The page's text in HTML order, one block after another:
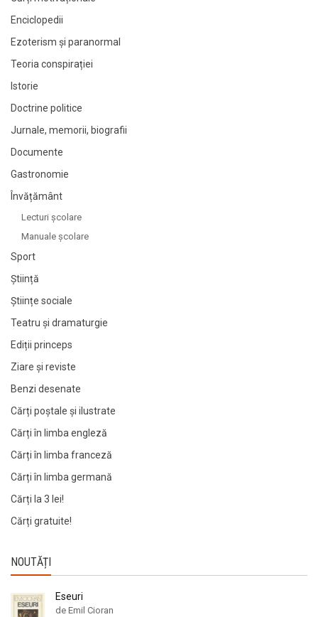
Enciclopedii
Ezoterism și paranormal
Teoria conspirației
Istorie
Doctrine politice
Jurnale, memorii, biografii
Documente
Gastronomie
Învățământ
Lecturi şcolare
Manuale şcolare
Sport
Știință
Științe sociale
Teatru și dramaturgie
Ediții princeps
Ziare şi reviste
Benzi desenate
Cărți poștale și ilustrate
Cărți în limba engleză
Cărți în limba franceză
Cărți în limba germană
Cărți la 3 lei!
Cărți gratuite!
NOUTĂȚI
Eseuri
de Emil Cioran